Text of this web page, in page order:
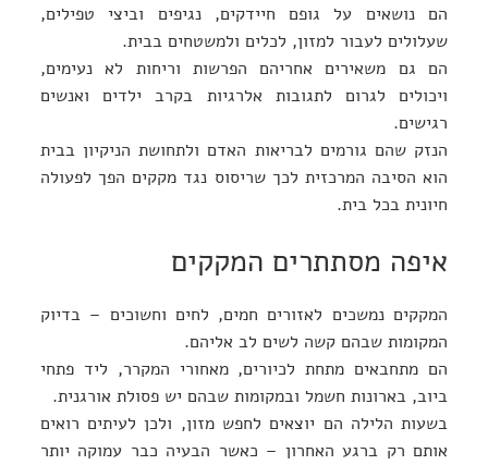
הם נושאים על גופם חיידקים, נגיפים וביצי טפילים,
שעלולים לעבור למזון, לכלים ולמשטחים בבית.
הם גם משאירים אחריהם הפרשות וריחות לא נעימים,
ויכולים לגרום לתגובות אלרגיות בקרב ילדים ואנשים
רגישים.
הנזק שהם גורמים לבריאות האדם ולתחושת הניקיון בבית
הוא הסיבה המרכזית לכך שריסוס נגד מקקים הפך לפעולה
חיונית בכל בית.
איפה מסתתרים המקקים
המקקים נמשכים לאזורים חמים, לחים וחשוכים – בדיוק
המקומות שבהם קשה לשים לב אליהם.
הם מתחבאים מתחת לכיורים, מאחורי המקרר, ליד פתחי
ביוב, בארונות חשמל ובמקומות שבהם יש פסולת אורגנית.
בשעות הלילה הם יוצאים לחפש מזון, ולכן לעיתים רואים
אותם רק ברגע האחרון – כאשר הבעיה כבר עמוקה יותר